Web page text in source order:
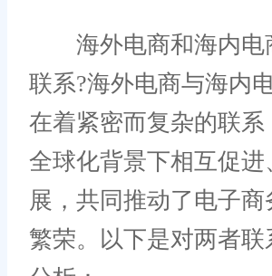
海外电商和海内电
联系?海外电商与海内
在着紧密而复杂的联系
全球化背景下相互促进
展，共同推动了电子商
繁荣。以下是对两者联